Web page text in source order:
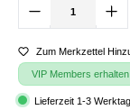
Zum Merkzettel
VIP Members
Lieferzeit 1-3